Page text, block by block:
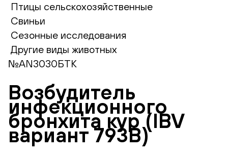
Птицы сельскохозяйственные
Свиньи
Сезонные исследования
Другие виды животных
№AN3030БТК
Возбудитель
инфекционного
бронхита кур (IBV
вариант 793В)